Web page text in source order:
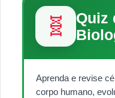
🧬
Quiz
Aprenda e revise
corpo humano,